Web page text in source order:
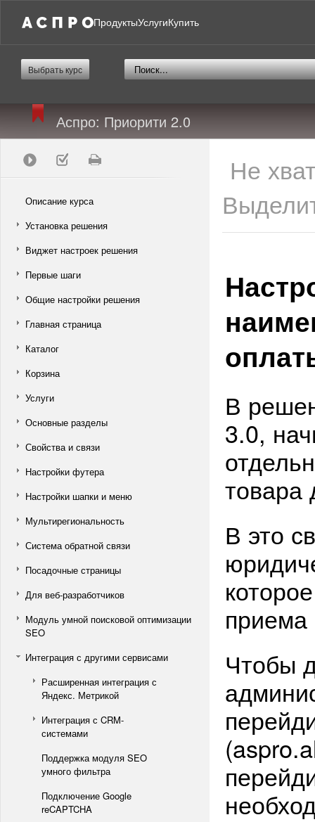
ПродуктыУслугиКупить
Выбрать курс
Аспро: Приорити 2.0
Описание курса
Установка решения
Виджет настроек решения
Первые шаги
Общие настройки решения
Главная страница
Каталог
Корзина
Услуги
Основные разделы
Свойства и связи
Настройки футера
Настройки шапки и меню
Мультирегиональность
Система обратной связи
Посадочные страницы
Для веб-разработчиков
Модуль умной поисковой оптимизации
SEO
Интеграция с другими сервисами
Расширенная интеграция с
Яндекс. Метрикой
Интеграция с CRM-
системами
Поддержка модуля SEO
умного фильтра
Подключение Google
reCAPTCHA
Не
В
3.0,
товара
В это
Чтобы